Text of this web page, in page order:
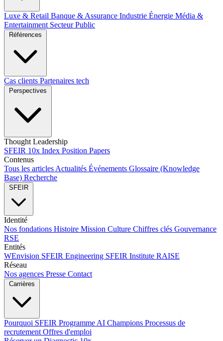
Luxe & Retail Banque & Assurance Industrie Énergie Média &
Entertainment Secteur Public
Références
Cas clients Partenaires tech
Perspectives
Thought Leadership
SFEIR 10x Index Position Papers
Contenus
Tous les articles Actualités Événements Glossaire (Knowledge
Base) Recherche
SFEIR
Identité
Nos fondations Histoire Mission Culture Chiffres clés Gouvernance
RSE
Entités
WEnvision SFEIR Engineering SFEIR Institute RAISE
Réseau
Nos agences Presse Contact
Carrières
Pourquoi SFEIR Programme AI Champions Processus de
recrutement Offres d'emploi